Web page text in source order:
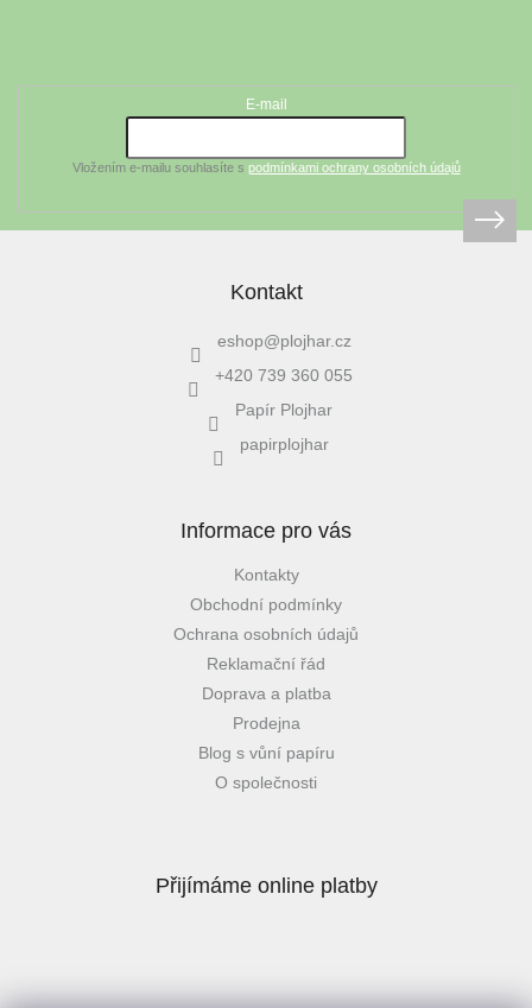
E-mail
Vložením e-mailu souhlasíte s podmínkami ochrany osobních údajů
Kontakt
eshop@plojhar.cz
+420 739 360 055
Papír Plojhar
papirplojhar
Informace pro vás
Kontakty
Obchodní podmínky
Ochrana osobních údajů
Reklamační řád
Doprava a platba
Prodejna
Blog s vůní papíru
O společnosti
Přijímáme online platby